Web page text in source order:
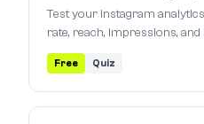
Test your Instagram
rate, reach, impressions, and
Free Quiz